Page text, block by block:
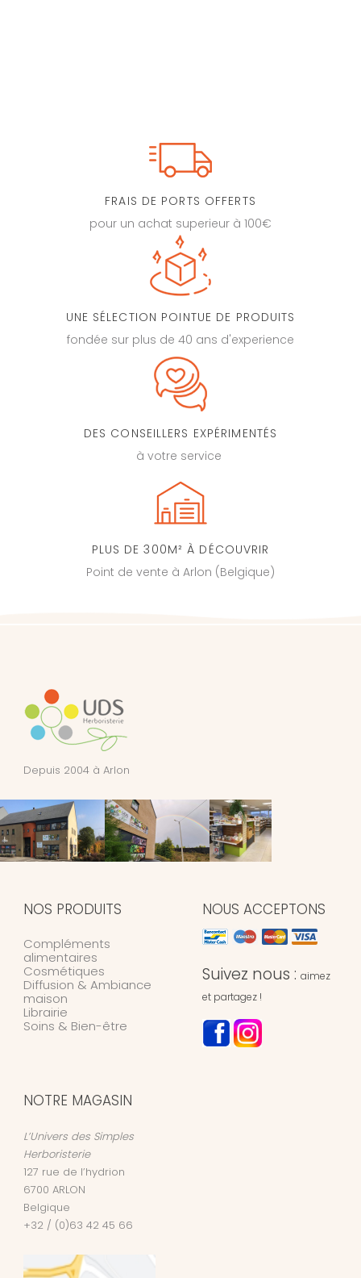
FRAIS DE PORTS OFFERTS
pour un achat superieur à 100€
UNE SÉLECTION POINTUE DE PRODUITS
fondée sur plus de 40 ans d'experience
DES CONSEILLERS EXPÉRIMENTÉS
à votre service
PLUS DE 300M² À DÉCOUVRIR
Point de vente à Arlon (Belgique)
Depuis 2004 à Arlon
NOS PRODUITS
Compléments
alimentaires
Cosmétiques
Diffusion & Ambiance
maison
Librairie
Soins & Bien-être
NOUS ACCEPTONS
Suivez nous : aimez
et partagez !
NOTRE MAGASIN
L’Univers des Simples
Herboristerie
127 rue de l’hydrion
6700 ARLON
Belgique
+32 / (0)63 42 45 66